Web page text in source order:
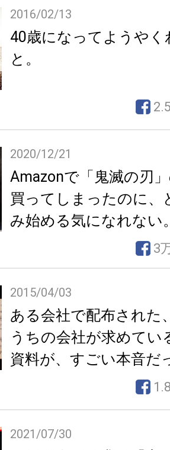
2016/02/13
40歳になってようや
と。
2020/12/21
Amazonで「鬼滅の刃
買ってしまったのに、
み始める気になれない
3
2015/04/03
ある会社で配布された
うちの会社が求めてい
資料が、すごい本音だ
2021/07/30